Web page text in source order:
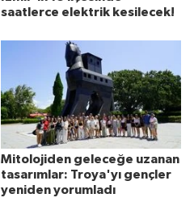
saatlerce elektrik kesilecek!
Mitolojiden geleceğe uzanan
tasarımlar: Troya'yı gençler
yeniden yorumladı